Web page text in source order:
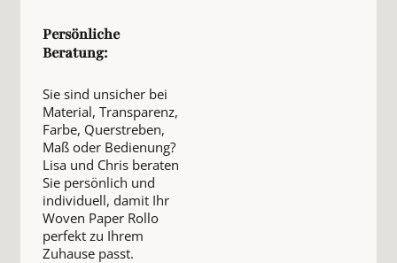
Persönliche
Beratung:
Sie sind unsicher bei
Material, Transparenz,
Farbe, Querstreben,
Maß oder Bedienung?
Lisa und Chris beraten
Sie persönlich und
individuell, damit Ihr
Woven Paper Rollo
perfekt zu Ihrem
Zuhause passt.